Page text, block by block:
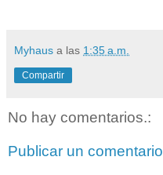
Myhaus a las 1:35 a.m.
Compartir
No hay comentarios.:
Publicar un comentario